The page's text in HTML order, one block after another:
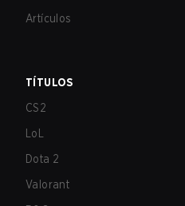
Artículos
TÍTULOS
CS2
LoL
Dota 2
Valorant